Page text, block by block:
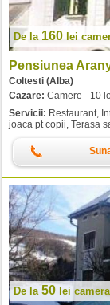
De la 160 lei
Pensiunea
Coltesti (Alba)
Cazare: Camere - 10
Servicii: Restaurant,
joaca pt copii, Terasa
De la 50 lei